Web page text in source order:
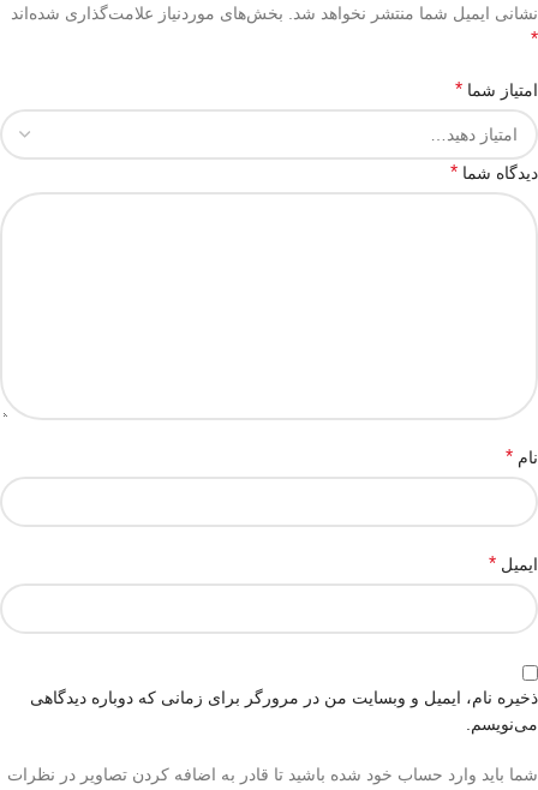
نشانی ایمیل شما منتشر نخواهد شد. بخش‌های موردنیاز علامت‌گذاری شده‌اند
*
امتیاز شما *
دیدگاه شما *
نام *
ایمیل *
ذخیره نام، ایمیل و وبسایت من در مرورگر برای زمانی که دوباره دیدگاهی
می‌نویسم.
شما باید وارد حساب خود شده باشید تا قادر به اضافه کردن تصاویر در نظرات